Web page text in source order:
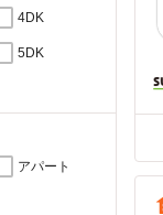
4DK
5DK
アパート